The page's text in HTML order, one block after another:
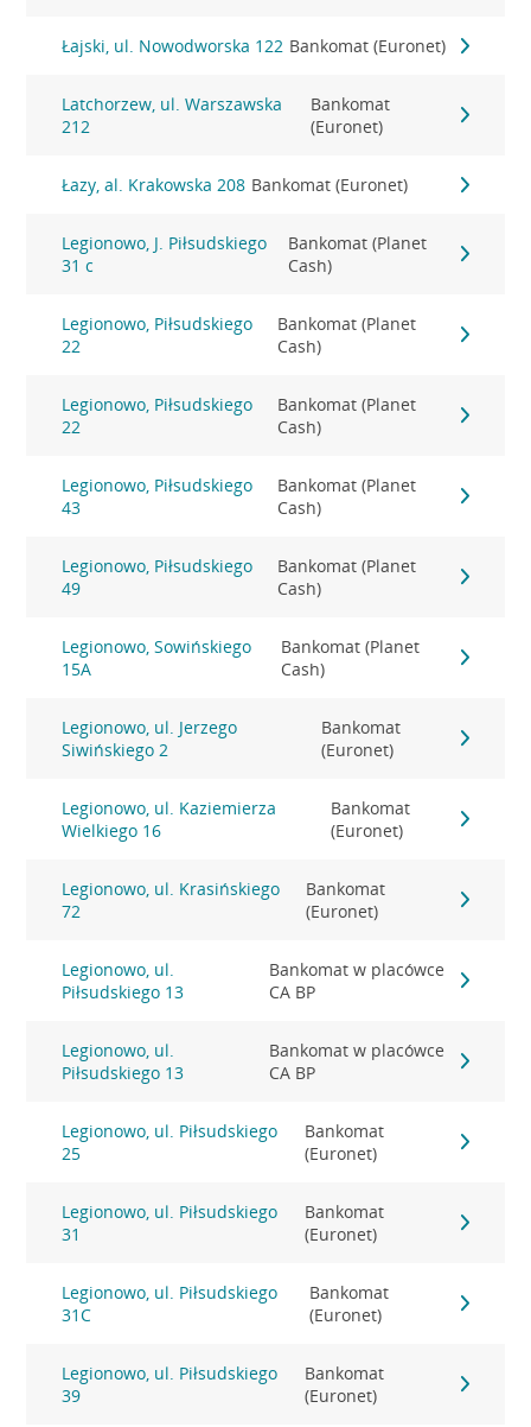
Łajski, ul. Nowodworska 122 Bankomat (Euronet)
Latchorzew, ul. Warszawska
212
Bankomat
(Euronet)
Łazy, al. Krakowska 208 Bankomat (Euronet)
Legionowo, J. Piłsudskiego
31 c
Bankomat (Planet
Cash)
Legionowo, Piłsudskiego
22
Bankomat (Planet
Cash)
Legionowo, Piłsudskiego
22
Bankomat (Planet
Cash)
Legionowo, Piłsudskiego
43
Bankomat (Planet
Cash)
Legionowo, Piłsudskiego
49
Bankomat (Planet
Cash)
Legionowo, Sowińskiego
15A
Bankomat (Planet
Cash)
Legionowo, ul. Jerzego
Siwińskiego 2
Bankomat
(Euronet)
Legionowo, ul. Kaziemierza
Wielkiego 16
Bankomat
(Euronet)
Legionowo, ul. Krasińskiego
72
Bankomat
(Euronet)
Legionowo, ul.
Piłsudskiego 13
Bankomat w placówce
CA BP
Legionowo, ul.
Piłsudskiego 13
Bankomat w placówce
CA BP
Legionowo, ul. Piłsudskiego
25
Bankomat
(Euronet)
Legionowo, ul. Piłsudskiego
31
Bankomat
(Euronet)
Legionowo, ul. Piłsudskiego
31C
Bankomat
(Euronet)
Legionowo, ul. Piłsudskiego
39
Bankomat
(Euronet)